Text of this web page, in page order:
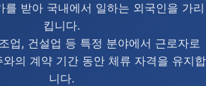
를 받아 국내에서 일하는 외국인을 가리
킵니다.
업, 건설업 등 특정 분야에서 근로자로
와의 계약 기간 동안 체류 자격을 유지합
니다.